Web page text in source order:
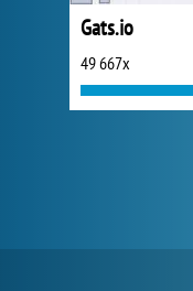
Gats.io
49 667x